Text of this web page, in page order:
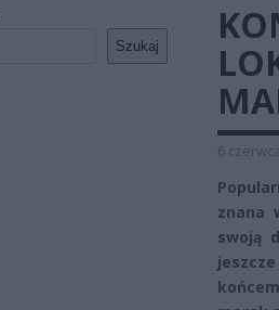
Szukaj
6
znana
swoją